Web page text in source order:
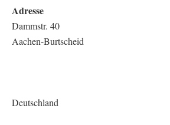
Adresse
Dammstr. 40
Aachen-Burtscheid
Deutschland